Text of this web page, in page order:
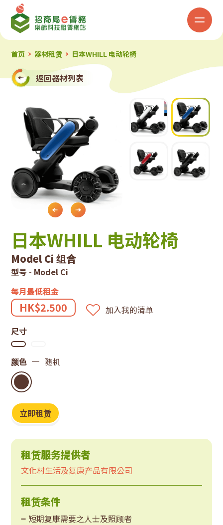
招
商
局
「e
务」
龄
科
技
租
赁
系
统
首页 器材租赁 日本WHILL 电动轮椅
返回器材列表
Slide 2 of 4.
日本WHILL 电动轮椅
Model Ci 组合
型号 - Model Ci
每月最低租金
HK$2.500
加入我的清单
尺寸
颜色 随机
立即租赁
租赁服务提供者
文化村生活及复康产品有限公司
租赁条件
短期复康需要之人士及照顾者